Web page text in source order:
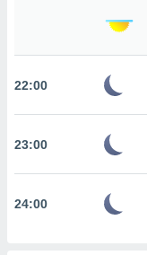
des
au
22:00
23:00
24:00